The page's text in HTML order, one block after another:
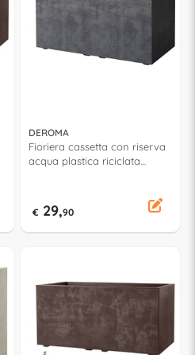
DEROMA
Fioriera cassetta con riserva
acqua plastica riciclata
€ 29,90